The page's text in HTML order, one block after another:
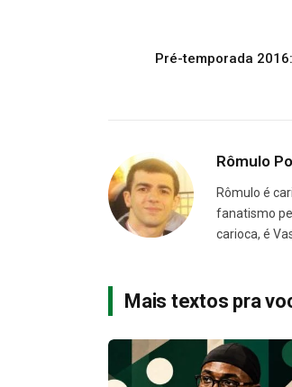
Pré-temporada
Rômulo
Rômulo é
fanatismo
carioca, é
Mais textos pra